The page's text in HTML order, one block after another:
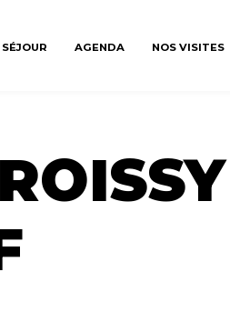
AGENDA NOS VISITES